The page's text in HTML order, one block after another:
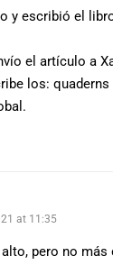
y escribió el
el artículo a
los:
at 11:35
pero no más